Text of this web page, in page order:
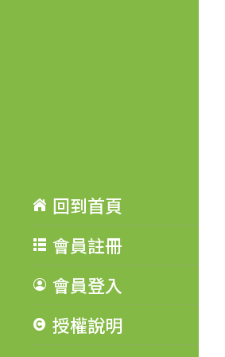
回到首頁
會員註冊
會員登入
授權說明